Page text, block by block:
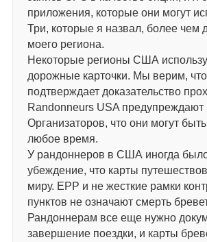
приложения, которые они могут
Три, которые я назвал, более чем
моего региона.
Некоторые регионы США
дорожные карточки. Мы верим,
подтверждает доказательство
Randonneurs USA предупреждают
Организаторов, что они могут
любое время.
У рандоннеров в США иногда
убеждение, что карты
миру. EPP и не жесткие рамки
пунктов не означают смерть
Рандоннерам все еще нужно
завершение поездки, и карты